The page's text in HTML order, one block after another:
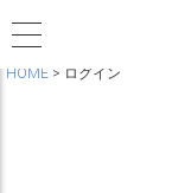
HOME ログイン